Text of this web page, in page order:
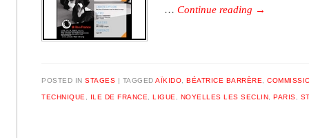
…Continue reading →
POSTED INSTAGES TAGGEDAÏKIDO ,BÉATRICE BARRÈRE ,
TECHNIQUE ILE DE FRANCE ,LIGUE NOYELLES LES SECLIN ,PARIS